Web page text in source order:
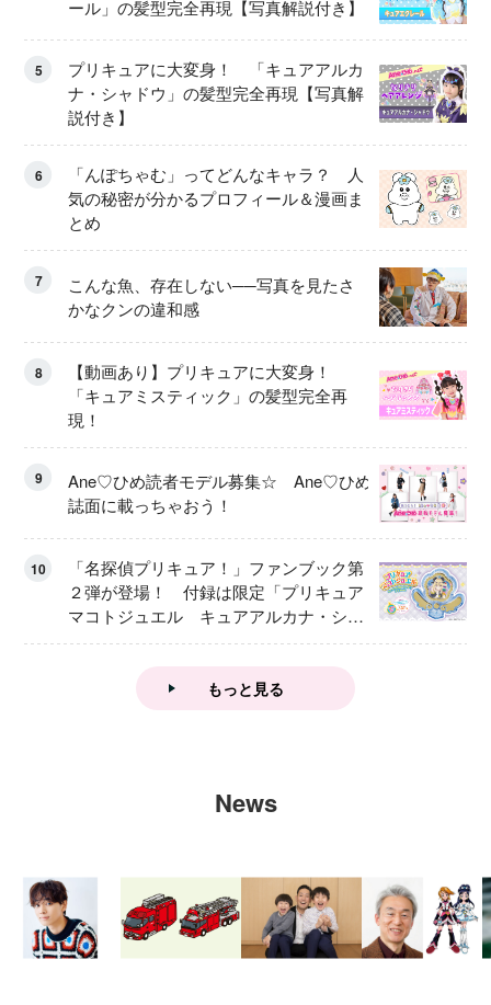
ール」の髪型完全再現【写真解説付き】
5
プリキュアに大変身！ 「キュアアルカ
ナ・シャドウ」の髪型完全再現【写真解
説付き】
6
「んぽちゃむ」ってどんなキャラ？ 人
気の秘密が分かるプロフィール＆漫画ま
とめ
7
こんな魚、存在しない──写真を見たさ
かなクンの違和感
8
【動画あり】プリキュアに大変身！
「キュアミスティック」の髪型完全再
現！
9
Ane♡ひめ読者モデル募集☆ Ane♡ひめ
誌面に載っちゃおう！
10
「名探偵プリキュア！」ファンブック第
２弾が登場！ 付録は限定「プリキュア
マコトジュエル キュアアルカナ・シャ
ドウ アイスver.」 キュアエクレールを
もっと見る
News